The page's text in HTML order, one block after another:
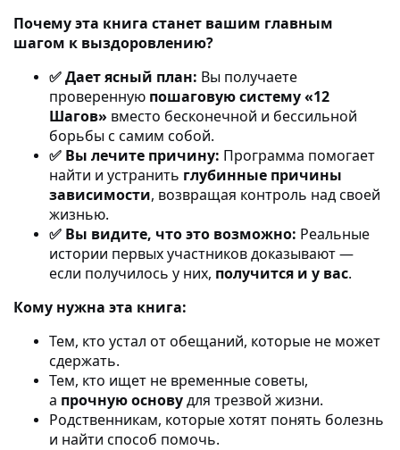
Почему эта книга станет вашим главным
шагом к выздоровлению?
✅ Дает ясный план: Вы получаете
проверенную пошаговую систему «12
Шагов» вместо бесконечной и бессильной
борьбы с самим собой.
✅ Вы лечите причину: Программа помогает
найти и устранить глубинные причины
зависимости, возвращая контроль над своей
жизнью.
✅ Вы видите, что это возможно: Реальные
истории первых участников доказывают —
если получилось у них, получится и у вас.
Кому нужна эта книга:
Тем, кто устал от обещаний, которые не может
сдержать.
Тем, кто ищет не временные советы,
а прочную основудля трезвой жизни.
Родственникам, которые хотят понять болезнь
и найти способ помочь.